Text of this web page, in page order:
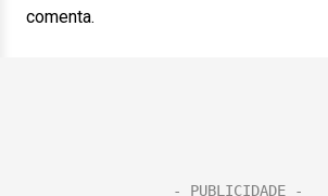
comenta.